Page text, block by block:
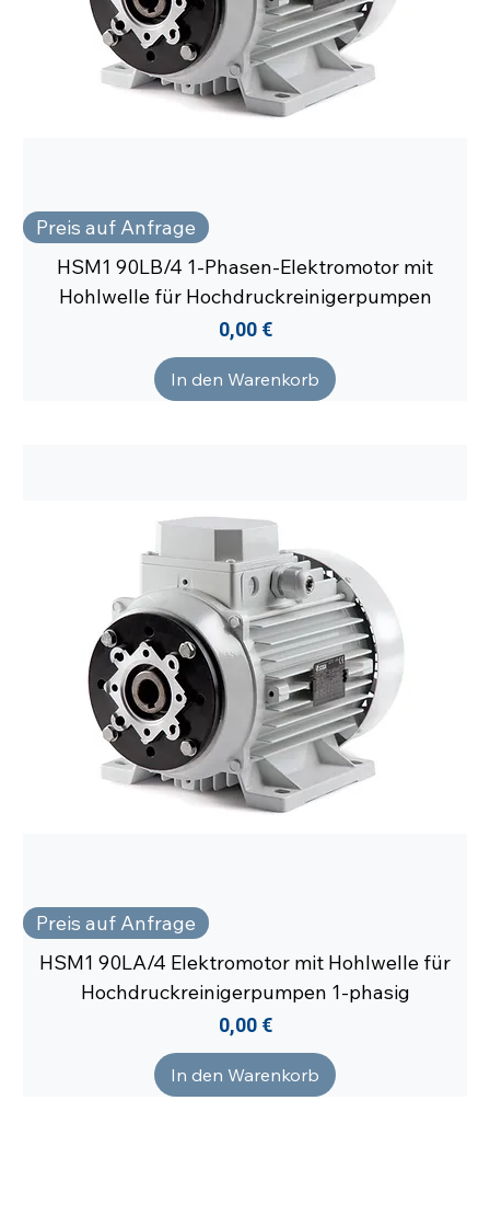
Preis auf Anfrage
HSM1 90LB/4 1-Phasen-Elektromotor mit
Hohlwelle für Hochdruckreinigerpumpen
Preis
0,00 €
In den Warenkorb
Preis auf Anfrage
HSM1 90LA/4 Elektromotor mit Hohlwelle für
Hochdruckreinigerpumpen 1-phasig
Preis
0,00 €
In den Warenkorb